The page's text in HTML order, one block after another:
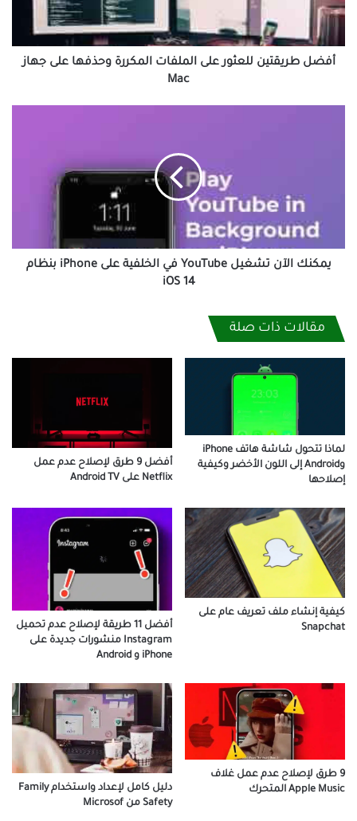
وحذفها
على
جهاز
Macأفضل طريقتين للعثور على الملفات المكررة وحذفها على جهاز
Mac
بنظام
يمكنك الآن تشغيل YouTube في الخلفية على iPhone بنظام
iOS 14
مقالات ذات صلة
لماذا تتحول شاشة هاتف iPhone
وAndroid إلى اللون الأخضر وكيفية
إصلاحها
أفضل 9 طرق لإصلاح عدم عمل
Netflix على Android TV
كيفية إنشاء ملف تعريف عام على
Snapchat
أفضل 11 طريقة لإصلاح عدم تحميل
Instagram منشورات جديدة على
iPhone و Android
9 طرق لإصلاح عدم عمل غلاف
Apple Music المتحرك
دليل كامل لإعداد واستخدام Family
Safety من Microsof